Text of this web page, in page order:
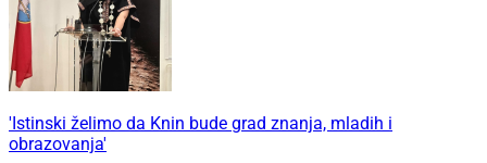
'Istinski želimo da Knin bude grad znanja, mladih i
obrazovanja'